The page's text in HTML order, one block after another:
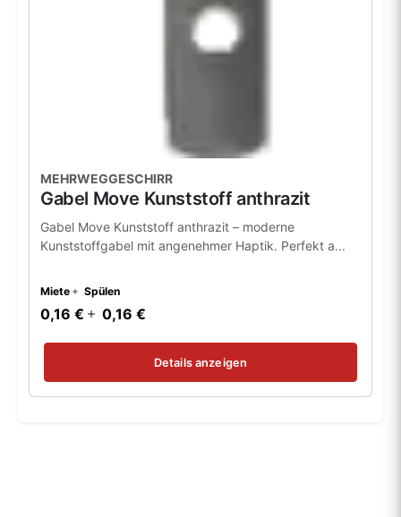
MEHRWEGGESCHIRR
Gabel Move Kunststoff anthrazit
Gabel Move Kunststoff anthrazit – moderne
Kunststoffgabel mit angenehmer Haptik. Perfekt a...
Miete Spülen
0,16 € 0,16 €
Details anzeigen